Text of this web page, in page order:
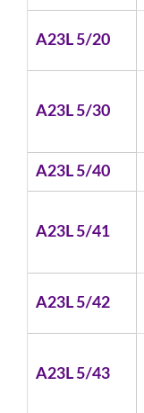
A23L 5/20
A23L 5/30
A23L 5/40
A23L 5/41
A23L 5/42
A23L 5/43